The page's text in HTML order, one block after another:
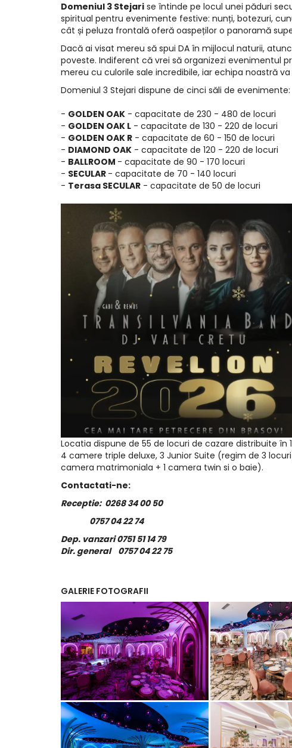
Domeniul 3 Stejari se întinde pe locul unei păduri
spiritual pentru evenimente festive: nunți, botezuri,
cât și peluza frontală oferă oaspeților o panoramă
Dacă ai visat mereu să spui DA în mijlocul naturii,
poveste. Indiferent că vrei să organizezi evenimentul
mereu cu culorile sale incredibile, iar echipa noastră
Domeniul 3 Stejari dispune de cinci săli de evenimente:
- GOLDEN OAK - capacitate de 230 - 480 de locuri
- GOLDEN OAK L - capacitate de 130 - 220 de locuri
- GOLDEN OAK R - capacitate de 60 - 150 de locuri
- DIAMOND OAK - capacitate de 120 - 220 de locuri
- BALLROOM - capacitate de 90 - 170 locuri
- SECULAR - capacitate de 70 - 140 locuri
- Terasa SECULAR - capacitate de 50 de locuri
Locatia dispune de 55 de locuri de cazare distribuite
4 camere triple deluxe, 3 Junior Suite (regim de 3
camera matrimoniala + 1 camera twin si o baie).
Contactati-ne:
Receptie: 0268 34 00 50
0757 04 22 74
Dep. vanzari 0751 51 14 79
Dir. general 0757 04 22 75
GALERIE FOTOGRAFII